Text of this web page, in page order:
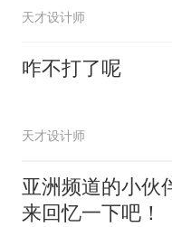
天才设计师
咋不打了呢
天才设计师
亚洲频道的小伙
来回忆一下吧！